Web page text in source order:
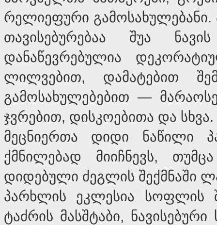
რელიეფური
თავისებურებაა შუა
დანაწევრებულია
ლილვებით, დამატებით
გამოსახულებებით —
ჯვრებით, დისკოებითა და სხვა.
მეცნიერთა დიდი ნაწილი
ქმნილებად მიიჩნევს,
დიდებული ძეგლის შექმნაში
პარხლის ეკლესია სოფლის
ტაძრის მასშტაბი,